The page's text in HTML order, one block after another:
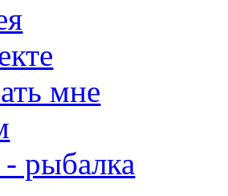
мне
рыбалка